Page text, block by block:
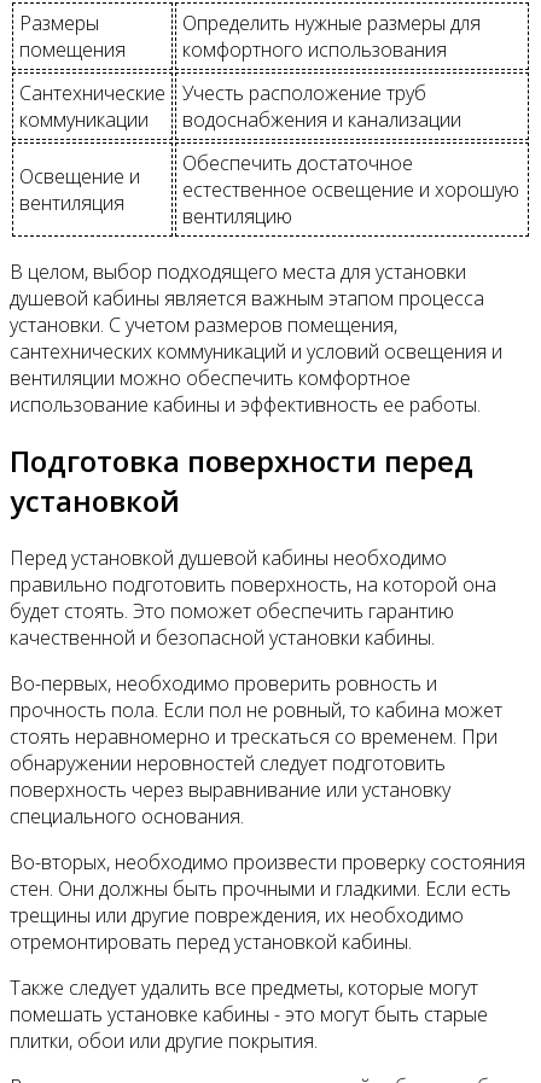
Размеры
помещения
Определить нужные размеры для
комфортного использования
Сантехнические
коммуникации
Учесть расположение труб
водоснабжения и канализации
Освещение и
вентиляция
Обеспечить достаточное
естественное освещение и хорошую
вентиляцию
В целом, выбор подходящего места для установки
душевой кабины является важным этапом процесса
установки. С учетом размеров помещения,
сантехнических коммуникаций и условий освещения и
вентиляции можно обеспечить комфортное
использование кабины и эффективность ее работы.
Подготовка поверхности перед
установкой
Перед установкой душевой кабины необходимо
правильно подготовить поверхность, на которой она
будет стоять. Это поможет обеспечить гарантию
качественной и безопасной установки кабины.
Во-первых, необходимо проверить ровность и
прочность пола. Если пол не ровный, то кабина может
стоять неравномерно и трескаться со временем. При
обнаружении неровностей следует подготовить
поверхность через выравнивание или установку
специального основания.
Во-вторых, необходимо произвести проверку состояния
стен. Они должны быть прочными и гладкими. Если есть
трещины или другие повреждения, их необходимо
отремонтировать перед установкой кабины.
Также следует удалить все предметы, которые могут
помешать установке кабины - это могут быть старые
плитки, обои или другие покрытия.